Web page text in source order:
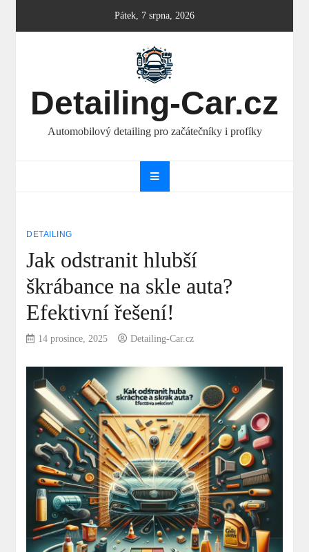
Pátek, 7 srpna, 2026
Detailing-Car.cz
Automobilový detailing pro začátečníky i profíky
DETAILING
Jak odstranit hlubší
škrábance na skle auta?
Efektivní řešení!
14 prosince, 2025 Detailing-Car.cz